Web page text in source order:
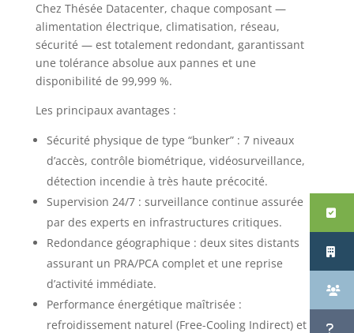
Chez Thésée Datacenter, chaque composant —
alimentation électrique, climatisation, réseau,
sécurité — est totalement redondant, garantissant
une tolérance absolue aux pannes et une
disponibilité de 99,999 %.
Les principaux avantages :
Sécurité physique de type “bunker” : 7 niveaux
d’accès, contrôle biométrique, vidéosurveillance,
détection incendie à très haute précocité.
Supervision 24/7 : surveillance continue assurée
par des experts en infrastructures critiques.
Redondance géographique : deux sites distants
assurant un PRA/PCA complet et une reprise
d’activité immédiate.
Performance énergétique maîtrisée :
refroidissement naturel (Free-Cooling Indirect) et